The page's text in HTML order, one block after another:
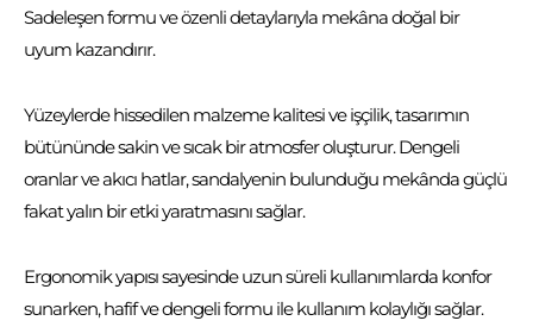
Sadeleşen formu ve özenli detaylarıyla mekâna doğal bir
uyum kazandırır.
Yüzeylerde hissedilen malzeme kalitesi ve işçilik, tasarımın
bütününde sakin ve sıcak bir atmosfer oluşturur. Dengeli
oranlar ve akıcı hatlar, sandalyenin bulunduğu mekânda güçlü
fakat yalın bir etki yaratmasını sağlar.
Ergonomik yapısı sayesinde uzun süreli kullanımlarda konfor
sunarken, hafif ve dengeli formu ile kullanım kolaylığı sağlar.